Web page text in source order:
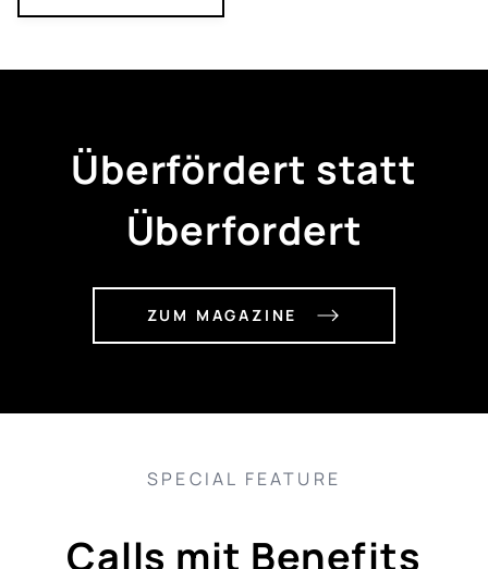
Überfördert statt
Überfordert
ZUM MAGAZINE
SPECIAL FEATURE
Calls mit Benefits